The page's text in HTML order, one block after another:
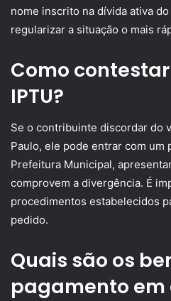
nome inscrito na dívida ativa
regularizar a situação o mais
Como
IPTU?
Se o contribuinte discordar do
Paulo, ele pode entrar com um
Prefeitura Municipal,
comprovem a divergência. É
procedimentos estabelecidos
pedido.
Quais são os
pagamento em